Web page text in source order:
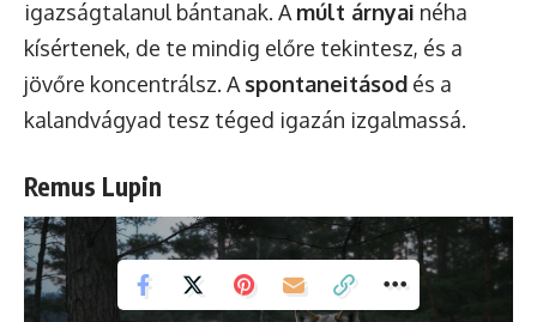
igazságtalanul bántanak. A múlt árnyai néha
kísértenek, de te mindig előre tekintesz, és a
jövőre koncentrálsz. A spontaneitásod és a
kalandvágyad tesz téged igazán izgalmassá.
Remus Lupin